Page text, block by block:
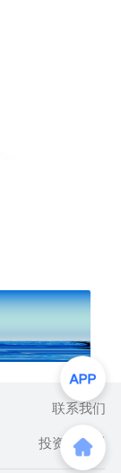
联系我们
投资者关系